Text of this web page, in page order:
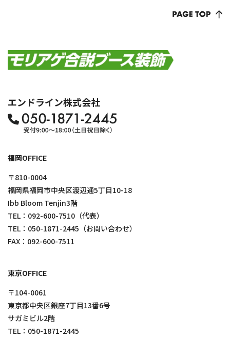
エンドライン株式会社
福岡OFFICE
〒810-0004
福岡県福岡市中央区渡辺通5丁目10-18
Ibb Bloom Tenjin3階
TEL： 092-600-7510 （代表）
TEL： 050-1871-2445 （お問い合わせ）
FAX：092-600-7511
東京OFFICE
〒104-0061
東京都中央区銀座7丁目13番6号
サガミビル2階
TEL： 050-1871-2445